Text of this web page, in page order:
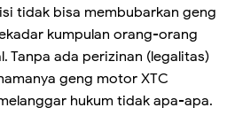
tidak bisa membubarkan geng
kumpulan orang-orang
Tanpa ada perizinan (legalitas)
geng motor XTC
hukum tidak apa-apa.